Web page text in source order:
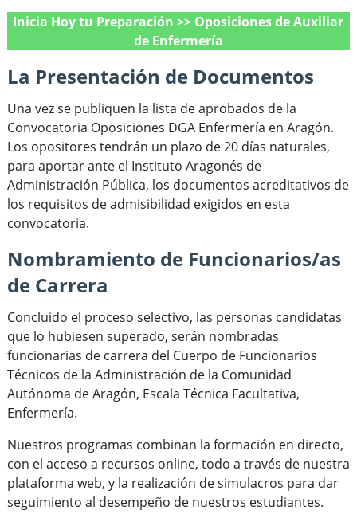
Inicia Hoy tu Preparación >> Oposiciones de Auxiliar
de Enfermería
La Presentación de Documentos
Una vez se publiquen la lista de aprobados de la
Convocatoria Oposiciones DGA Enfermería en Aragón.
Los opositores tendrán un plazo de 20 días naturales,
para aportar ante el Instituto Aragonés de
Administración Pública, los documentos acreditativos de
los requisitos de admisibilidad exigidos en esta
convocatoria.
Nombramiento de Funcionarios/as
de Carrera
Concluido el proceso selectivo, las personas candidatas
que lo hubiesen superado, serán nombradas
funcionarias de carrera del Cuerpo de Funcionarios
Técnicos de la Administración de la Comunidad
Autónoma de Aragón, Escala Técnica Facultativa,
Enfermería.
Nuestros programas combinan la formación en directo,
con el acceso a recursos online, todo a través de nuestra
plataforma web, y la realización de simulacros para dar
seguimiento al desempeño de nuestros estudiantes.